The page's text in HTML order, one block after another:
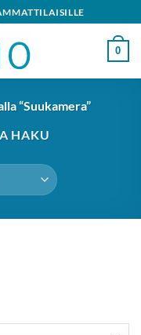
0
“Suukamera”
HAKU